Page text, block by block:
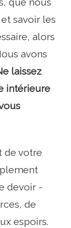
savoir les
alors
avons
laissez
intérieure
de votre
devoir -
de
espoirs.